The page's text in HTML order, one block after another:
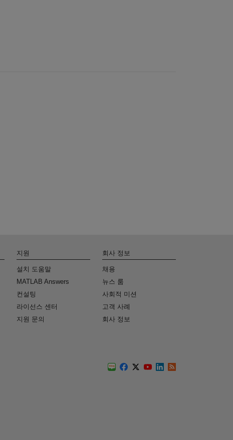
지원
설치 도움말
MATLAB Answers
컨설팅
라이선스 센터
지원 문의
회사 정보
채용
뉴스 룸
사회적 미션
고객 사례
회사 정보